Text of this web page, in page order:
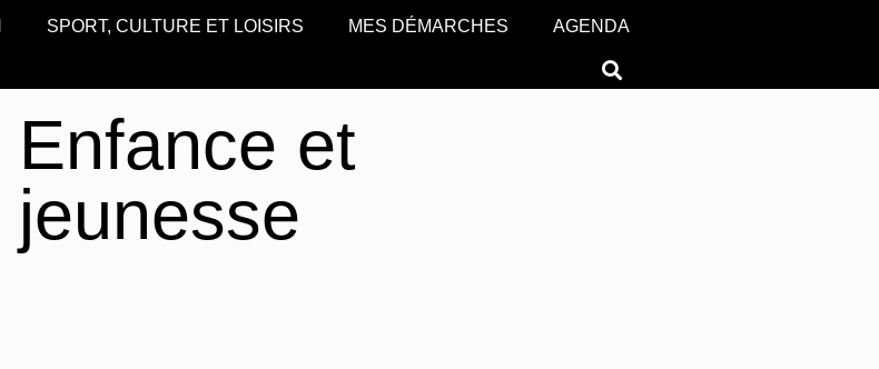
SPORT, CULTURE ET LOISIRS MES DÉMARCHES AGENDA
Enfance et
jeunesse